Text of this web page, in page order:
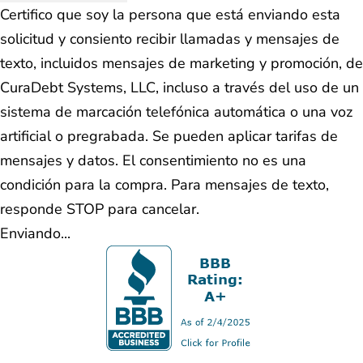
Certifico que soy la persona que está enviando esta
solicitud y consiento recibir llamadas y mensajes de
texto, incluidos mensajes de marketing y promoción, de
CuraDebt Systems, LLC, incluso a través del uso de un
sistema de marcación telefónica automática o una voz
artificial o pregrabada. Se pueden aplicar tarifas de
mensajes y datos. El consentimiento no es una
condición para la compra. Para mensajes de texto,
responde STOP para cancelar.
Enviando...